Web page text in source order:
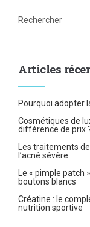
Rechercher
Articles
Pourquoi adopter
Cosmétiques de
différence de prix
Les traitements
l’acné sévère.
Le « pimple patch
boutons blancs
Créatine : le
nutrition sportive